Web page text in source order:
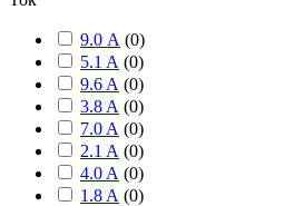
9.0 А (0)
5.1 A (0)
9.6 A (0)
3.8 A (0)
7.0 A (0)
2.1 A (0)
4.0 A (0)
1.8 A (0)